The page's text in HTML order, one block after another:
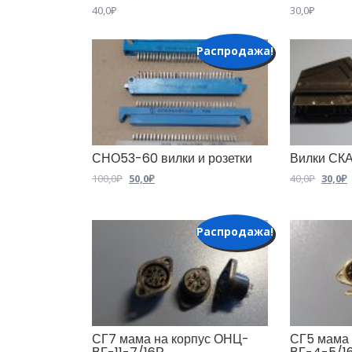
40,0₽ 30,0₽
Распродажа!
СНО53-60 вилки и розетки
100,0₽ Первоначальная
100,0₽.
50,0₽Текущая
Вилки
40,0₽
40,0₽.
30,0₽
Распродажа!
СГ7 мама на корпус ОНЦ- СГ5 мама